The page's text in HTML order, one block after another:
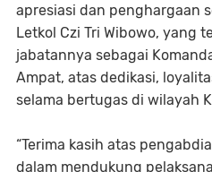
apresiasi dan penghargaan
Letkol Czi Tri Wibowo, yang
jabatannya sebagai
Ampat, atas dedikasi,
selama bertugas di wilayah
“Terima kasih atas
dalam mendukung